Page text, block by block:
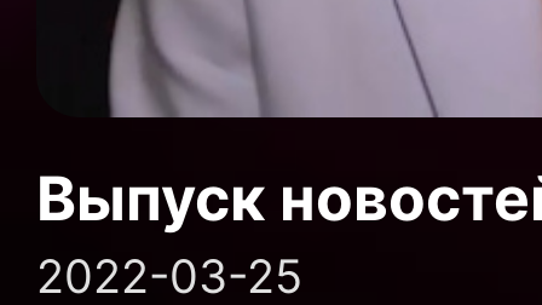
Выпуск
2022-03-25